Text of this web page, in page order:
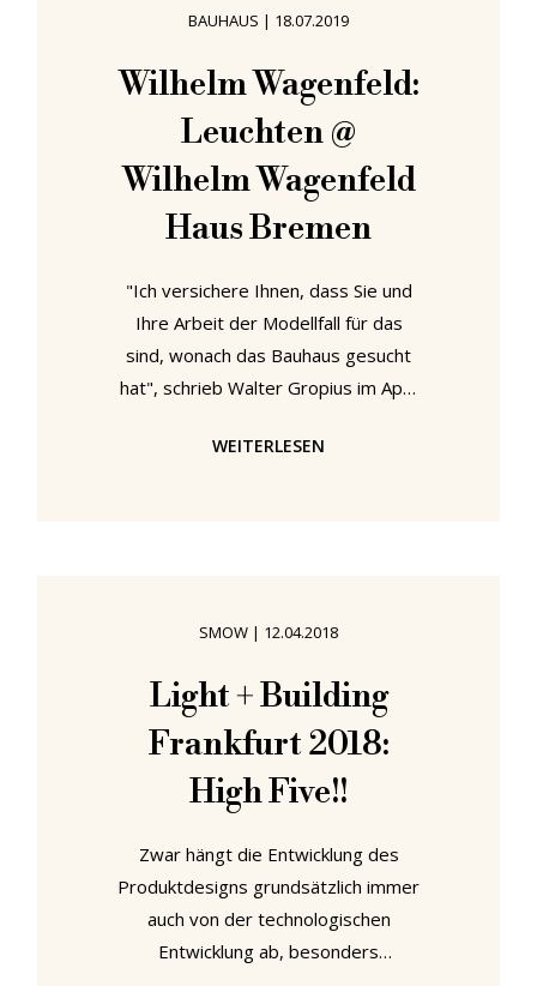
Variationen im gesamten Gebäude
zum Einsatz kamen.“ Besonders
aufmerksam wurde Bill auf eine
Leuchte: „Eine kugelförmige
Pendelleuchte in
BAUHAUS | 18.07.2019
Wilhelm Wagenfeld:
Leuchten @
Wilhelm Wagenfeld
Haus Bremen
"Ich versichere Ihnen, dass Sie und
Ihre Arbeit der Modellfall für das
sind, wonach das Bauhaus gesucht
hat", schrieb Walter Gropius im April
Wilhelm Wagenfeld diesen
(l) & Düren (r) von Wilhelm
Wagenfeld für Glashütte Peill &
Putzler, gesehen bei "Wilhelm
Wagenfeld: Leuchten", Wilhelm
WEITERLESEN
SMOW | 12.04.2018
Light + Building
Frankfurt 2018:
High Five!!
Zwar hängt die Entwicklung des
Produktdesigns grundsätzlich immer
auch von der technologischen
Entwicklung ab, besonders